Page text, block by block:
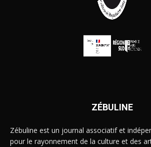
ZÉBULINE
Zébuline est un journal associatif et
pour le rayonnement de la culture et des